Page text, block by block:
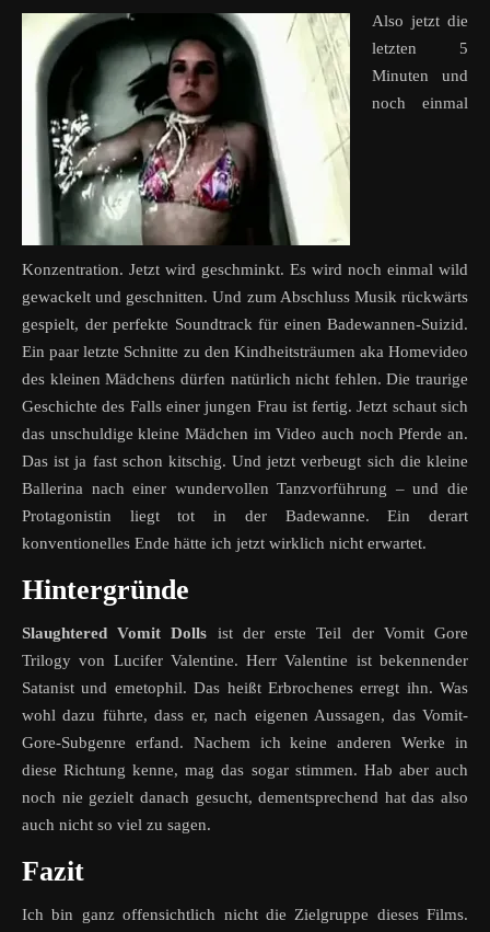
Also jetzt die
letzten 5
Minuten und
noch einmal
Konzentration. Jetzt wird geschminkt. Es wird noch einmal wild
gewackelt und geschnitten. Und zum Abschluss Musik rückwärts
gespielt, der perfekte Soundtrack für einen Badewannen-Suizid.
Ein paar letzte Schnitte zu den Kindheitsträumen aka Homevideo
des kleinen Mädchens dürfen natürlich nicht fehlen. Die traurige
Geschichte des Falls einer jungen Frau ist fertig. Jetzt schaut sich
das unschuldige kleine Mädchen im Video auch noch Pferde an.
Das ist ja fast schon kitschig. Und jetzt verbeugt sich die kleine
Ballerina nach einer wundervollen Tanzvorführung – und die
Protagonistin liegt tot in der Badewanne. Ein derart
konventionelles Ende hätte ich jetzt wirklich nicht erwartet.
Hintergründe
Slaughtered Vomit Dolls ist der erste Teil der Vomit Gore
Trilogy von Lucifer Valentine. Herr Valentine ist bekennender
Satanist und emetophil. Das heißt Erbrochenes erregt ihn. Was
wohl dazu führte, dass er, nach eigenen Aussagen, das Vomit-
Gore-Subgenre erfand. Nachem ich keine anderen Werke in
diese Richtung kenne, mag das sogar stimmen. Hab aber auch
noch nie gezielt danach gesucht, dementsprechend hat das also
auch nicht so viel zu sagen.
Fazit
Ich bin ganz offensichtlich nicht die Zielgruppe dieses Films.